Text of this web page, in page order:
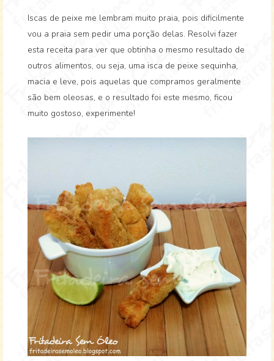
Iscas de peixe me lembram muito praia, pois dificilmente
vou a praia sem pedir uma porção delas. Resolvi fazer
esta receita para ver que obtinha o mesmo resultado de
outros alimentos, ou seja, uma isca de peixe sequinha,
macia e leve, pois aquelas que compramos geralmente
são bem oleosas, e o resultado foi este mesmo, ficou
muito gostoso, experimente!